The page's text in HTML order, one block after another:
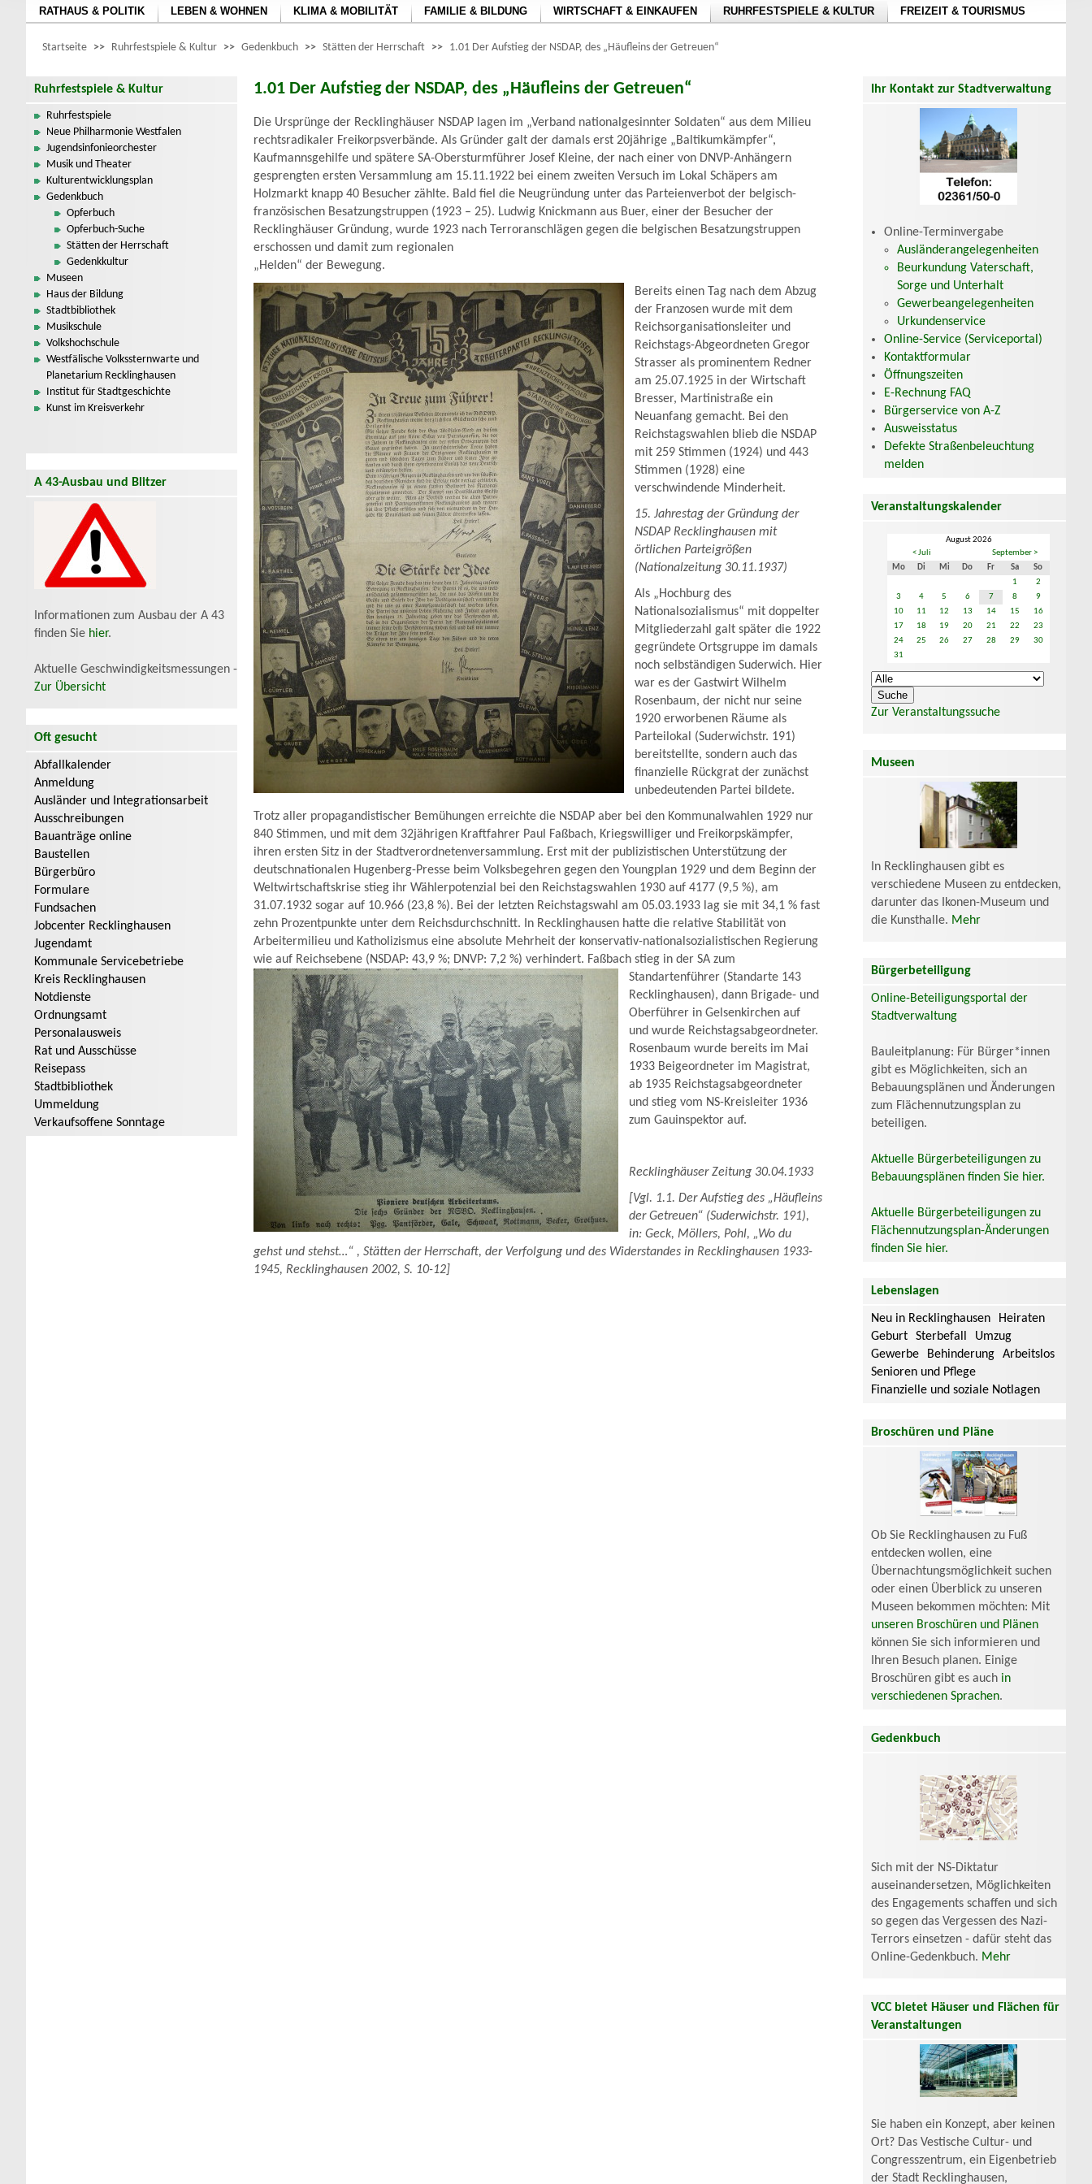
RATHAUS & POLITIK LEBEN & WOHNEN KLIMA & MOBILITÄT FAMILIE & BILDUNG WIRTSCHAFT & EINKAUFEN RUHRFESTSPIELE & KULTUR FREIZEIT & TOURISMUS
Startseite >> Ruhrfestspiele & Kultur >> Gedenkbuch >> Stätten der Herrschaft >> 1.01 Der Aufstieg der NSDAP, des „Häufleins der Getreuen“
Ruhrfestspiele & Kultur
Ruhrfestspiele
Neue Philharmonie Westfalen
Jugendsinfonieorchester
Musik und Theater
Kulturentwicklungsplan
Gedenkbuch
Opferbuch
Opferbuch-Suche
Stätten der Herrschaft
Gedenkkultur
Museen
Haus der Bildung
Stadtbibliothek
Musikschule
Volkshochschule
Westfälische Volkssternwarte und
Planetarium Recklinghausen
Institut für Stadtgeschichte
Kunst im Kreisverkehr
A 43-Ausbau und Blitzer
Informationen zum Ausbau der A 43
finden Sie hier.
Aktuelle Geschwindigkeitsmessungen -
Zur Übersicht
Oft gesucht
Abfallkalender
Anmeldung
Ausländer und Integrationsarbeit
Ausschreibungen
Bauanträge online
Baustellen
Bürgerbüro
Formulare
Fundsachen
Jobcenter Recklinghausen
Jugendamt
Kommunale Servicebetriebe
Kreis Recklinghausen
Notdienste
Ordnungsamt
Personalausweis
Rat und Ausschüsse
Reisepass
Stadtbibliothek
Ummeldung
Verkaufsoffene Sonntage
1.01 Der Aufstieg der NSDAP, des „Häufleins der Getreuen“
Die Ursprünge der Recklinghäuser NSDAP lagen im „Verband nationalgesinnter Soldaten“ aus dem Milieu
rechtsradikaler Freikorpsverbände. Als Gründer galt der damals erst 20jährige „Baltikumkämpfer“,
Kaufmannsgehilfe und spätere SA-Obersturmführer Josef Kleine, der nach einer von DNVP-Anhängern
gesprengten ersten Versammlung am 15.11.1922 bei einem zweiten Versuch im Lokal Schäpers am
Holzmarkt knapp 40 Besucher zählte. Bald fiel die Neugründung unter das Parteienverbot der belgisch-
französischen Besatzungstruppen (1923 – 25). Ludwig Knickmann aus Buer, einer der Besucher der
Recklinghäuser Gründung, wurde 1923 nach Terroranschlägen gegen die belgischen Besatzungstruppen
erschossen und damit zum regionalen
„Helden“ der Bewegung.
Bereits einen Tag nach dem Abzug
der Franzosen wurde mit dem
Reichsorganisationsleiter und
Reichstags-Abgeordneten Gregor
Strasser als prominentem Redner
am 25.07.1925 in der Wirtschaft
Bresser, Martinistraße ein
Neuanfang gemacht. Bei den
Reichstagswahlen blieb die NSDAP
mit 259 Stimmen (1924) und 443
Stimmen (1928) eine
verschwindende Minderheit.
15. Jahrestag der Gründung der
NSDAP Recklinghausen mit
örtlichen Parteigrößen
(Nationalzeitung 30.11.1937)
Als „Hochburg des
Nationalsozialismus“ mit doppelter
Mitgliederzahl galt später die 1922
gegründete Ortsgruppe im damals
noch selbständigen Suderwich. Hier
war es der Gastwirt Wilhelm
Rosenbaum, der nicht nur seine
1920 erworbenen Räume als
Parteilokal (Suderwichstr. 191)
bereitstellte, sondern auch das
finanzielle Rückgrat der zunächst
unbedeutenden Partei bildete.
Trotz aller propagandistischer Bemühungen erreichte die NSDAP aber bei den Kommunalwahlen 1929 nur
840 Stimmen, und mit dem 32jährigen Kraftfahrer Paul Faßbach, Kriegswilliger und Freikorpskämpfer,
ihren ersten Sitz in der Stadtverordnetenversammlung. Erst mit der publizistischen Unterstützung der
deutschnationalen Hugenberg-Presse beim Volksbegehren gegen den Youngplan 1929 und dem Beginn der
Weltwirtschaftskrise stieg ihr Wählerpotenzial bei den Reichstagswahlen 1930 auf 4177 (9,5 %), am
31.07.1932 sogar auf 10.966 (23,8 %). Bei der letzten Reichstagswahl am 05.03.1933 lag sie mit 34,1 % fast
zehn Prozentpunkte unter dem Reichsdurchschnitt. In Recklinghausen hatte die relative Stabilität von
Arbeitermilieu und Katholizismus eine absolute Mehrheit der konservativ-nationalsozialistischen Regierung
wie auf Reichsebene (NSDAP: 43,9 %; DNVP: 7,2 %) verhindert. Faßbach stieg in der SA zum
Standartenführer (Standarte 143
Recklinghausen), dann Brigade- und
Oberführer in Gelsenkirchen auf
und wurde Reichstagsabgeordneter.
Rosenbaum wurde bereits im Mai
1933 Beigeordneter im Magistrat,
ab 1935 Reichstagsabgeordneter
und stieg vom NS-Kreisleiter 1936
zum Gauinspektor auf.
Recklinghäuser Zeitung 30.04.1933
[Vgl. 1.1. Der Aufstieg des „Häufleins
der Getreuen“ (Suderwichstr. 191),
in: Geck, Möllers, Pohl, „Wo du
gehst und stehst…“ , Stätten der Herrschaft, der Verfolgung und des Widerstandes in Recklinghausen 1933-
1945, Recklinghausen 2002, S. 10-12]
Ihr Kontakt zur Stadtverwaltung
Online-Terminvergabe
Ausländerangelegenheiten
Beurkundung Vaterschaft,
Sorge und Unterhalt
Gewerbeangelegenheiten
Urkundenservice
Online-Service (Serviceportal)
Kontaktformular
Öffnungszeiten
E-Rechnung FAQ
Bürgerservice von A-Z
Ausweisstatus
Defekte Straßenbeleuchtung
melden
Veranstaltungskalender
August 2026
< Juli
September >
Mo
Di Mi Do Fr Sa
So
1
2
3
4 5 6 7 8
9
10
11 12 13 14 15
16
17
18 19 20 21 22
23
24
25 26 27 28 29
30
31
Zur Veranstaltungssuche
Museen
In Recklinghausen gibt es
verschiedene Museen zu entdecken,
darunter das Ikonen-Museum und
die Kunsthalle. Mehr
Bürgerbeteiligung
Online-Beteiligungsportal der
Stadtverwaltung
Bauleitplanung: Für Bürger*innen
gibt es Möglichkeiten, sich an
Bebauungsplänen und Änderungen
zum Flächennutzungsplan zu
beteiligen.
Aktuelle Bürgerbeteiligungen zu
Bebauungsplänen finden Sie hier.
Aktuelle Bürgerbeteiligungen zu
Flächennutzungsplan-Änderungen
finden Sie hier.
Lebenslagen
Neu in Recklinghausen
Heiraten
Geburt
Sterbefall
Umzug
Gewerbe
Behinderung
Arbeitslos
Senioren und Pflege
Finanzielle und soziale Notlagen
Broschüren und Pläne
Ob Sie Recklinghausen zu Fuß
entdecken wollen, eine
Übernachtungsmöglichkeit suchen
oder einen Überblick zu unseren
Museen bekommen möchten: Mit
unseren Broschüren und Plänen
können Sie sich informieren und
Ihren Besuch planen. Einige
Broschüren gibt es auch in
verschiedenen Sprachen.
Gedenkbuch
Sich mit der NS-Diktatur
auseinandersetzen, Möglichkeiten
des Engagements schaffen und sich
so gegen das Vergessen des Nazi-
Terrors einsetzen - dafür steht das
Online-Gedenkbuch. Mehr
VCC bietet Häuser und Flächen für
Veranstaltungen
Sie haben ein Konzept, aber keinen
Ort? Das Vestische Cultur- und
Congresszentrum, ein Eigenbetrieb
der Stadt Recklinghausen,